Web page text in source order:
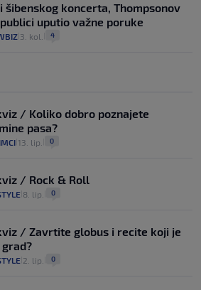
šibenskog koncerta, Thompsonov
uputio važne poruke
3. kol. 4
/ Koliko dobro poznajete
pasa?
13. lip. 0
/ Rock & Roll
8. lip. 0
/ Zavrtite globus i recite koji je
2. lip. 0